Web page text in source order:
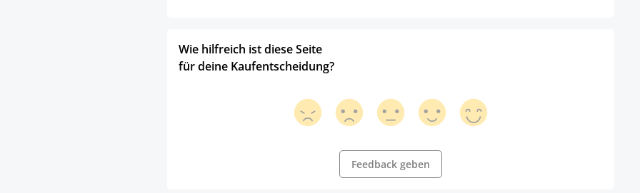
Wie hilfreich ist diese Seite
für deine Kaufentscheidung?
Feedback geben